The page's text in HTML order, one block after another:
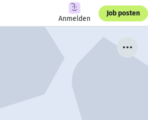
Anmelden
Job posten